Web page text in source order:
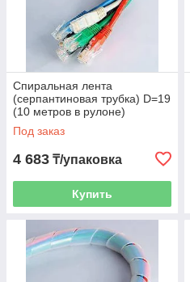
Спиральная лента
(серпантиновая трубка) D=19
(10 метров в рулоне)
Под заказ
4 683 ₸/упаковка
Купить